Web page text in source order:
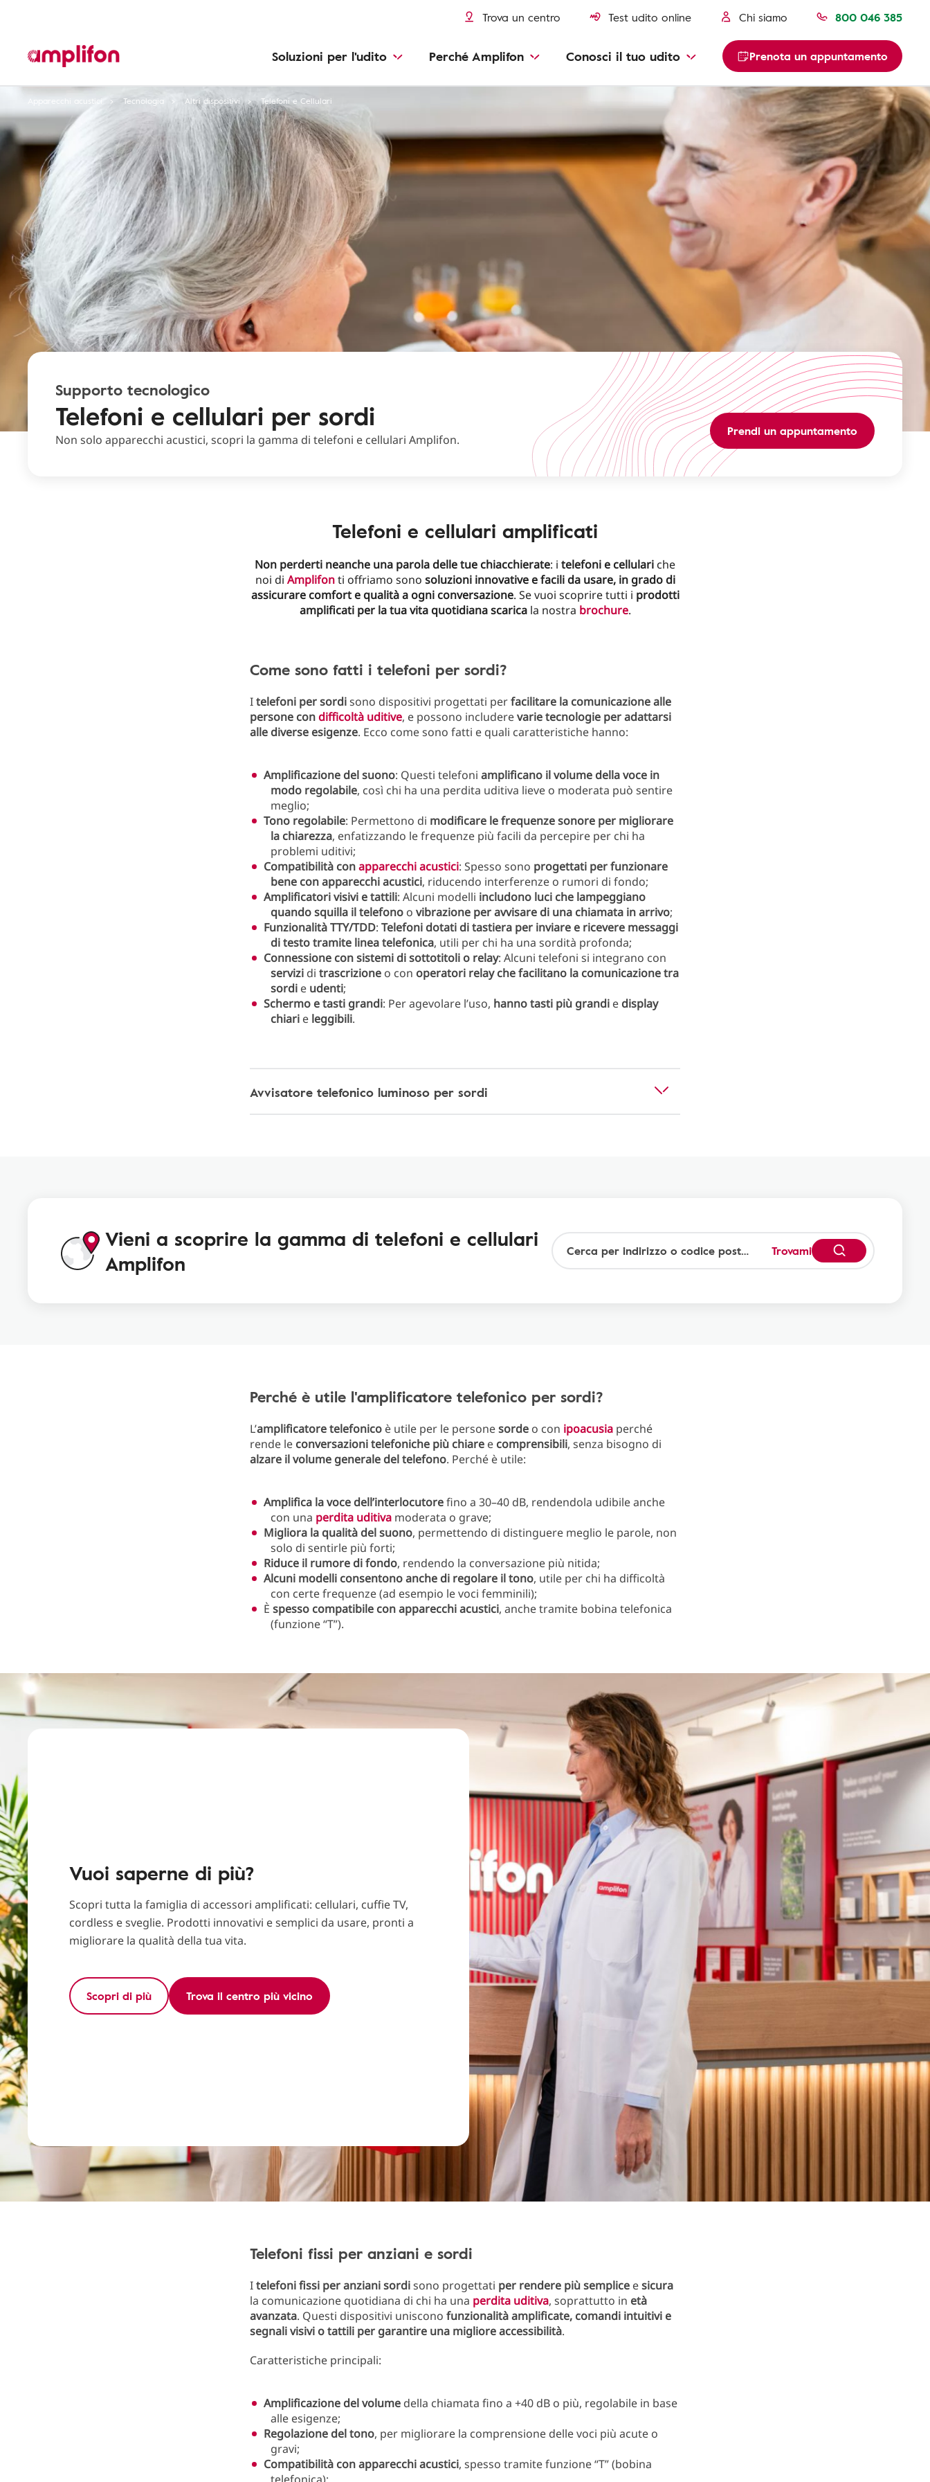
Trova un centro Test udito online Chi siamo 800 046 385
Soluzioni per l'udito Perché Amplifon Conosci il tuo udito Prenota un appuntamento
Apparecchi acustici Tecnologia Altri dispositivi Telefoni e Cellulari
Supporto tecnologico
Telefoni e cellulari per sordi
Non solo apparecchi acustici, scopri la gamma di telefoni e cellulari Amplifon.
Prendi un appuntamento
Telefoni e cellulari amplificati
Non perderti neanche una parola delle tue chiacchierate: i telefoni e cellulari che
noi di Amplifonti offriamo sono soluzioni innovative e facili da usare, in grado di
assicurare comfort e qualità a ogni conversazione. Se vuoi scoprire tutti i prodotti
amplificati per la tua vita quotidiana scaricala nostra brochure.
Come sono fatti i telefoni per sordi?
Itelefoni per sordisono dispositivi progettati perfacilitare la comunicazione alle
persone condifficoltà uditive, e possono includerevarie tecnologie per adattarsi
alle diverse esigenze. Ecco come sono fatti e quali caratteristiche hanno:
Amplificazione del suono: Questi telefoni amplificano il volume della voce in
modo regolabile, così chi ha una perdita uditiva lieve o moderata può sentire
meglio;
Tono regolabile: Permettono di modificare le frequenze sonore per migliorare
la chiarezza, enfatizzando le frequenze più facili da percepire per chi ha
problemi uditivi;
Compatibilità conapparecchi acustici: Spesso sono progettati per funzionare
bene con apparecchi acustici, riducendo interferenze o rumori di fondo;
Amplificatori visivi e tattili: Alcuni modelli includono luci che lampeggiano
quando squilla il telefono o vibrazione per avvisare di una chiamata in arrivo;
Funzionalità TTY/TDD: Telefoni dotati di tastiera per inviare e ricevere messaggi
di testo tramite linea telefonica, utili per chi ha una sordità profonda;
Connessione con sistemi di sottotitoli o relay: Alcuni telefoni si integrano con
servizi di trascrizione o con operatori relay che facilitano la comunicazione tra
sordi e udenti;
Schermo e tasti grandi: Per agevolare l’uso, hanno tasti più grandi e display
chiari e leggibili.
Avvisatore telefonico luminoso per sordi​
Vieni a scoprire la gamma di telefoni e cellulari
Amplifon
Trovami
Perché è utile l'amplificatore telefonico per sordi?
L’amplificatore telefonico è utile per le personesorde o con ipoacusia perché
rende le conversazioni telefoniche più chiare e comprensibili, senza bisogno di
alzare il volume generale del telefono. Perché è utile:
Amplifica la voce dell’interlocutorefino a 30–40 dB, rendendola udibile anche
con una perdita uditiva moderata o grave;
Migliora la qualità del suono, permettendo di distinguere meglio le parole, non
solo di sentirle più forti;
Riduce il rumore di fondo, rendendo la conversazione più nitida;
Alcuni modelli consentono anche di regolare il tono, utile per chi ha difficoltà
con certe frequenze (ad esempio le voci femminili);
È spesso compatibile con apparecchi acustici, anche tramite bobina telefonica
(funzione “T”).
Vuoi saperne di più?
Scopri tutta la famiglia di accessori amplificati: cellulari, cuffie TV,
cordless e sveglie. Prodotti innovativi e semplici da usare, pronti a
migliorare la qualità della tua vita.
Scopri di più Trova il centro più vicino
Telefoni fissi per anziani e sordi​
Itelefoni fissi per anziani sordisono progettati per rendere più semplice esicura
la comunicazione quotidiana di chi ha una perdita uditiva, soprattutto in età
avanzata. Questi dispositivi uniscono funzionalità amplificate, comandi intuitivi e
segnali visivi o tattili per garantire una migliore accessibilità.
Caratteristiche principali:
Amplificazione del volume della chiamata fino a +40 dB o più, regolabile in base
alle esigenze;
Regolazione del tono, per migliorare la comprensione delle voci più acute o
gravi;
Compatibilità con apparecchi acustici, spesso tramite funzione “T” (bobina